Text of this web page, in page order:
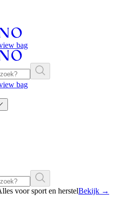
bag
bag
voor sport en herstelBekijk →